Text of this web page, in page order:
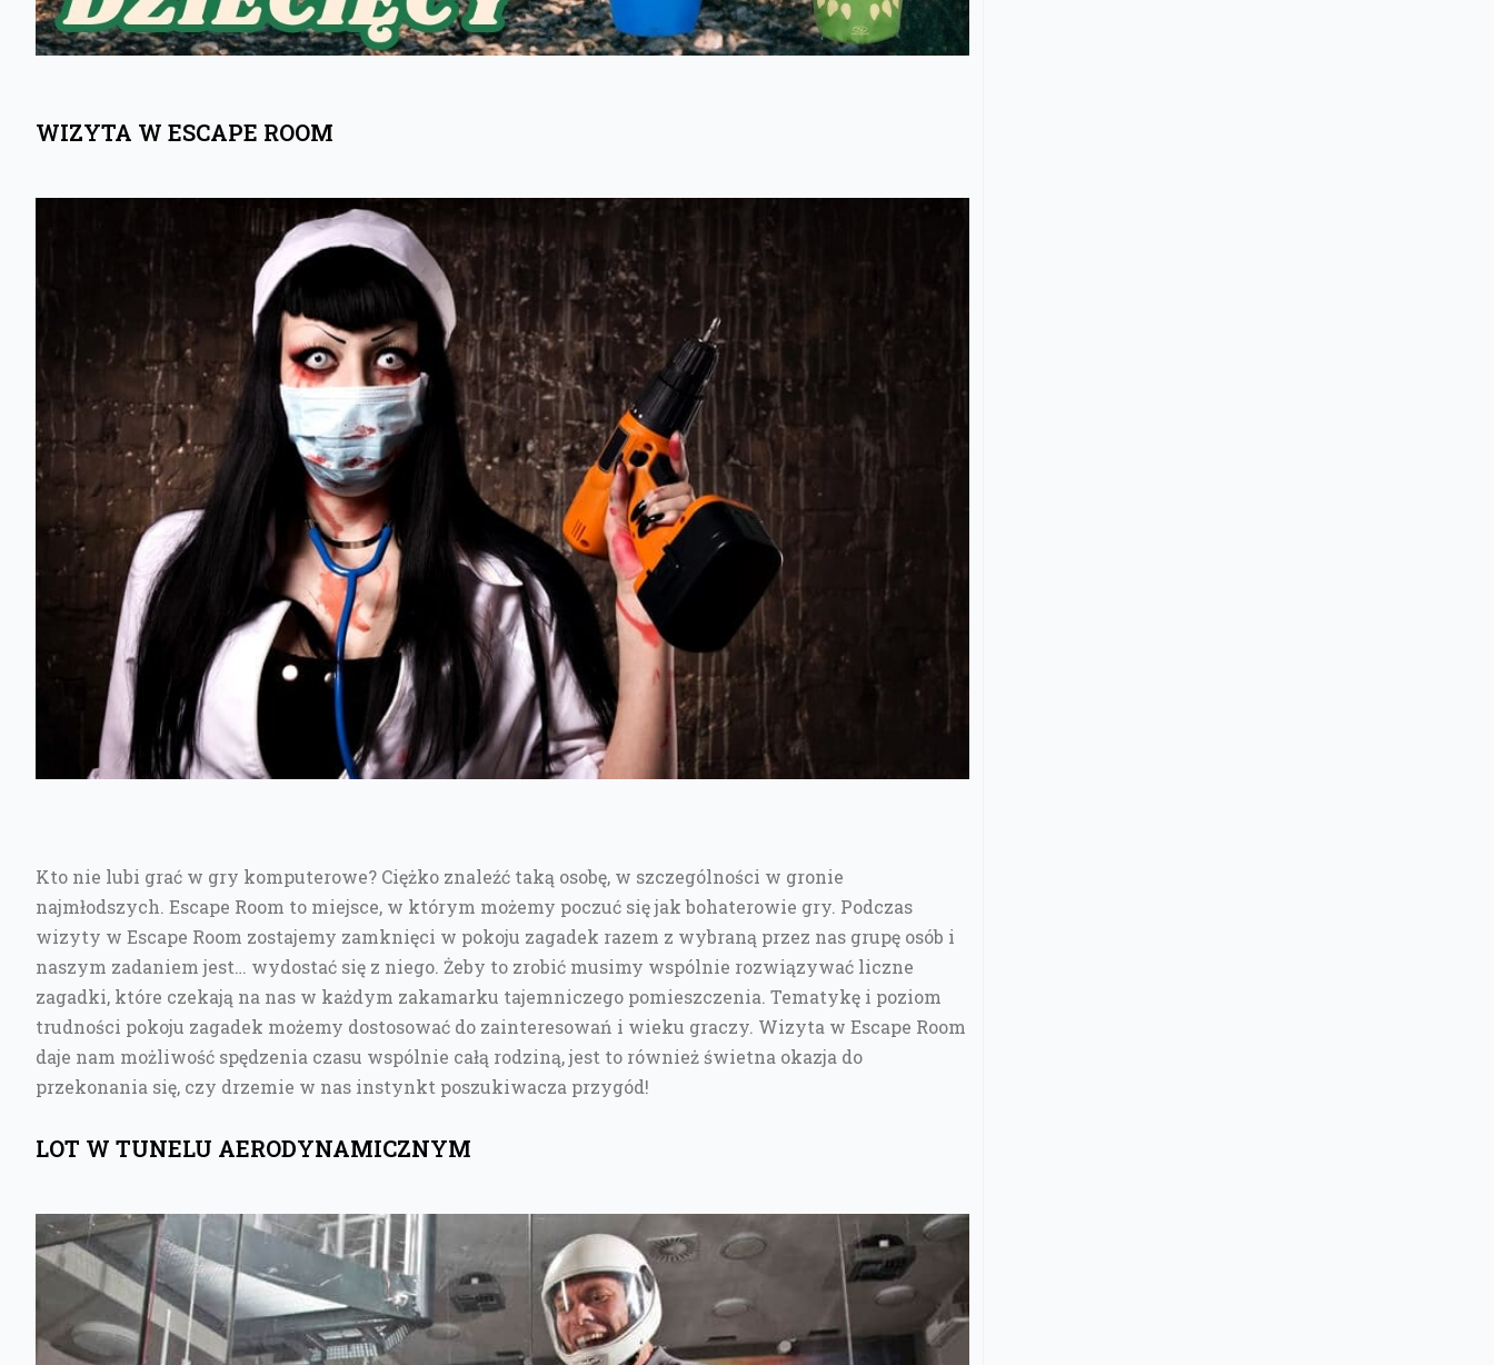
WIZYTA W ESCAPE ROOM
Kto nie lubi grać w gry komputerowe? Ciężko znaleźć taką osobę, w szczególności w gronie
najmłodszych. Escape Room to miejsce, w którym możemy poczuć się jak bohaterowie gry. Podczas
wizyty w Escape Room zostajemy zamknięci w pokoju zagadek razem z wybraną przez nas grupę osób i
naszym zadaniem jest… wydostać się z niego. Żeby to zrobić musimy wspólnie rozwiązywać liczne
zagadki, które czekają na nas w każdym zakamarku tajemniczego pomieszczenia. Tematykę i poziom
trudności pokoju zagadek możemy dostosować do zainteresowań i wieku graczy. Wizyta w Escape Room
daje nam możliwość spędzenia czasu wspólnie całą rodziną, jest to również świetna okazja do
przekonania się, czy drzemie w nas instynkt poszukiwacza przygód!
LOT W TUNELU AERODYNAMICZNYM